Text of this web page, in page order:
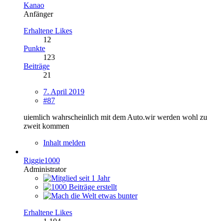
Kanao
Anfänger
Erhaltene Likes
12
Punkte
123
Beiträge
21
7. April 2019
#87
uiemlich wahrscheinlich mit dem Auto.wir werden wohl zu
zweit kommen
Inhalt melden
Riggie1000
Administrator
Erhaltene Likes